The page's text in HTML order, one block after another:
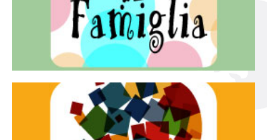
Teatro in famiglia
Teatro In Famiglia è una rassegna di teatro concepita
Continua